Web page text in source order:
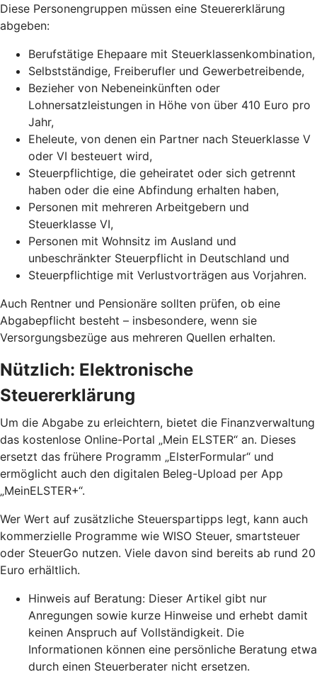
Diese Personengruppen müssen eine Steuererklärung
abgeben:
Berufstätige Ehepaare mit Steuerklassenkombination,
Selbstständige, Freiberufler und Gewerbetreibende,
Bezieher von Nebeneinkünften oder
Lohnersatzleistungen in Höhe von über 410 Euro pro
Jahr,
Eheleute, von denen ein Partner nach Steuerklasse V
oder VI besteuert wird,
Steuerpflichtige, die geheiratet oder sich getrennt
haben oder die eine Abfindung erhalten haben,
Personen mit mehreren Arbeitgebern und
Steuerklasse VI,
Personen mit Wohnsitz im Ausland und
unbeschränkter Steuerpflicht in Deutschland und
Steuerpflichtige mit Verlustvorträgen aus Vorjahren.
Auch Rentner und Pensionäre sollten prüfen, ob eine
Abgabepflicht besteht – insbesondere, wenn sie
Versorgungsbezüge aus mehreren Quellen erhalten.
Nützlich: Elektronische
Steuererklärung
Um die Abgabe zu erleichtern, bietet die Finanzverwaltung
das kostenlose Online-Portal „Mein ELSTER“ an. Dieses
ersetzt das frühere Programm „ElsterFormular“ und
ermöglicht auch den digitalen Beleg-Upload per App
„MeinELSTER+“.
Wer Wert auf zusätzliche Steuerspartipps legt, kann auch
kommerzielle Programme wie WISO Steuer, smartsteuer
oder SteuerGo nutzen. Viele davon sind bereits ab rund 20
Euro erhältlich.
Hinweis auf Beratung: Dieser Artikel gibt nur
Anregungen sowie kurze Hinweise und erhebt damit
keinen Anspruch auf Vollständigkeit. Die
Informationen können eine persönliche Beratung etwa
durch einen Steuerberater nicht ersetzen.